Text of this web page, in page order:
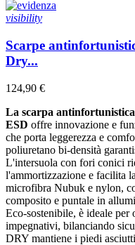
visibility
Scarpe
Dry...
124,90 €
La scarpa
ESD offre innovazione e
che porta leggerezza e
poliuretano bi-densità
L'intersuola con fori conici
l'ammortizzazione e facilita
microfibra Nubuk e nylon,
composito e puntale in
Eco-sostenibile, è ideale
impegnativi, bilanciando
DRY mantiene i piedi